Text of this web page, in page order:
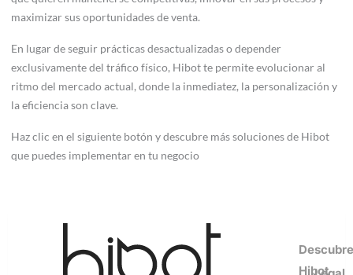
maximizar sus oportunidades de venta.
En lugar de seguir prácticas desactualizadas o depender
exclusivamente del tráfico físico, Hibot te permite evolucionar al
ritmo del mercado actual, donde la inmediatez, la personalización y
la eficiencia son clave.
Hazclic en el siguiente botón y descubre más soluciones de Hibot
que puedes implementar en tu negocio
¡Consultoría gratis!
Descubre
Hibot